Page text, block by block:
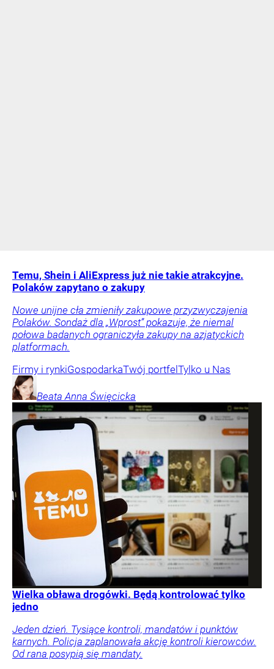
Temu, Shein i AliExpress już nie takie atrakcyjne.
Polaków zapytano o zakupy
Nowe unijne cła zmieniły zakupowe przyzwyczajenia
Polaków. Sondaż dla „Wprost” pokazuje, że niemal
połowa badanych ograniczyła zakupy na azjatyckich
platformach.
Firmy i rynkiGospodarkaTwój portfelTylko u Nas
Beata Anna Święcicka
Wielka obława drogówki. Będą kontrolować tylko
jedno
Jeden dzień. Tysiące kontroli, mandatów i punktów
karnych. Policja zaplanowała akcję kontroli kierowców.
Od rana posypią się mandaty.